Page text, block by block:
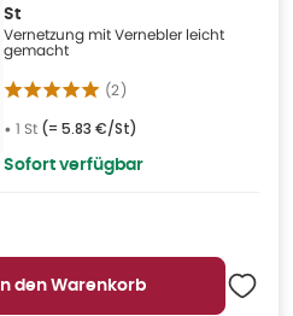
St
Vernetzung mit Vernebler leicht
gemacht
(2)
• 1 St (= 5.83 €/St)
Sofort verfügbar
In den Warenkorb